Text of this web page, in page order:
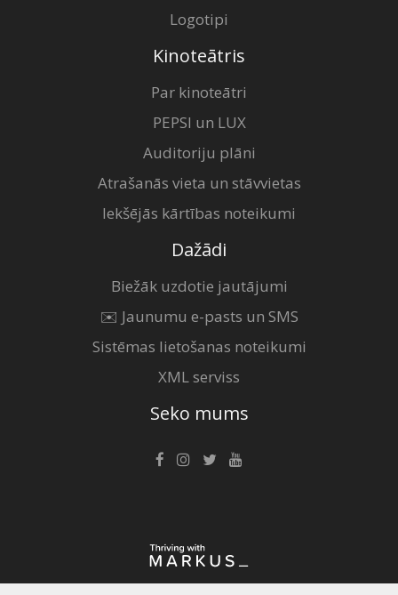
Logotipi
Kinoteātris
Par kinoteātri
PEPSI un LUX
Auditoriju plāni
Atrašanās vieta un stāvvietas
Iekšējās kārtības noteikumi
Dažādi
Biežāk uzdotie jautājumi
✉️ Jaunumu e-pasts un SMS
Sistēmas lietošanas noteikumi
XML serviss
Seko mums